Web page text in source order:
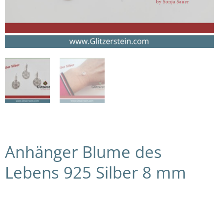
Anhänger Blume des
Lebens 925 Silber 8 mm